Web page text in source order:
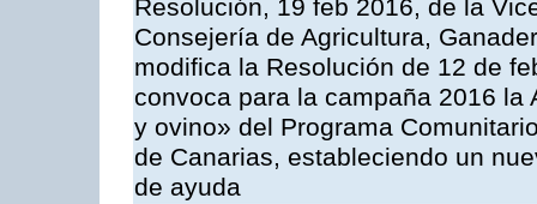
Resolución, 19 feb 2016, de la
Consejería de Agricultura,
modifica la Resolución de 12 de
convoca para la campaña 2016
y ovino» del Programa
de Canarias, estableciendo un
de ayuda